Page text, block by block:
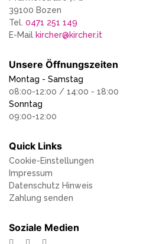
39100 Bozen
Tel. 0471 251 149
E-Mail kircher@kircher.it
Unsere Öffnungszeiten
Montag - Samstag
08:00-12:00 / 14:00 - 18:00
Sonntag
09:00-12:00
Quick Links
Cookie-Einstellungen
Impressum
Datenschutz Hinweis
Zahlung senden
Soziale Medien